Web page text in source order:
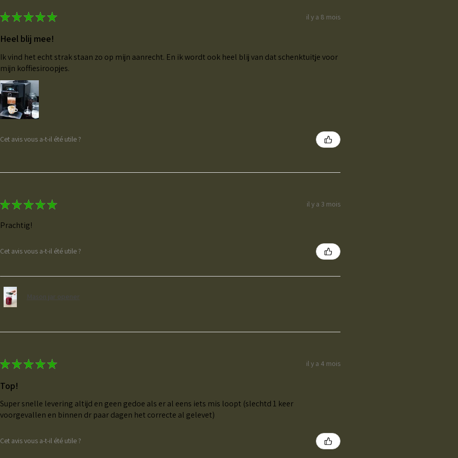
★★★★★ il y a 8 mois
Heel blij mee!
Ik vind het echt strak staan zo op mijn aanrecht. En ik wordt ook heel blij van dat schenktuitje voor
mijn koffiesiroopjes.
Cet avis vous a-t-il été utile ?
★★★★★ il y a 3 mois
Prachtig!
Cet avis vous a-t-il été utile ?
Mason jar opener
★★★★★ il y a 4 mois
Top!
Super snelle levering altijd en geen gedoe als er al eens iets mis loopt (slechtd 1 keer
voorgevallen en binnen dr paar dagen het correcte al gelevet)
Cet avis vous a-t-il été utile ?